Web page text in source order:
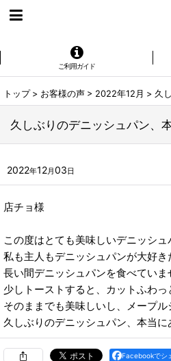
ご利用ガイド
トップ > お客様の声 > 2022年12月 > 久
久しぶりのデニッシュパン、
2022年12月 03 日
店チョ様
この度はとても美味しいデニッシュ
私も主人もデニッシュパンが大好
長い間デニッシュパンを食べていま
少しトーストすると、カットふわ
そのままでも美味しいし、メープ
久しぶりのデニッシュパン、本当
Facebookでシ